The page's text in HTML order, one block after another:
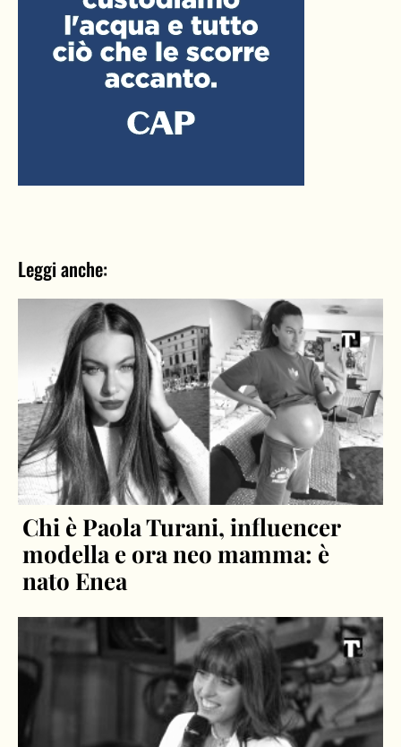
Leggi anche:
Chi è Paola Turani, influencer
modella e ora neo mamma: è
nato Enea